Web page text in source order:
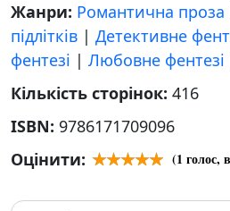
Жанри: Романтична проза
підлітків | Детективне
фентезі | Любовне фентезі
Кількість сторінок: 416
ISBN: 9786171709096
Оцінити:
(1 голос,